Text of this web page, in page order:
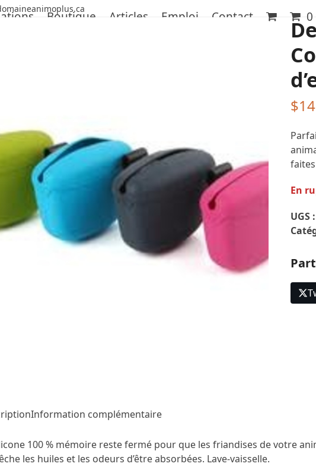
Boutique Articles Emploi Contact 0
$
faites
En
UGS
Information complémentaire
100 % mémoire reste fermé pour que les friandises de votre
les huiles et les odeurs d’être absorbées. Lave-vaisselle.